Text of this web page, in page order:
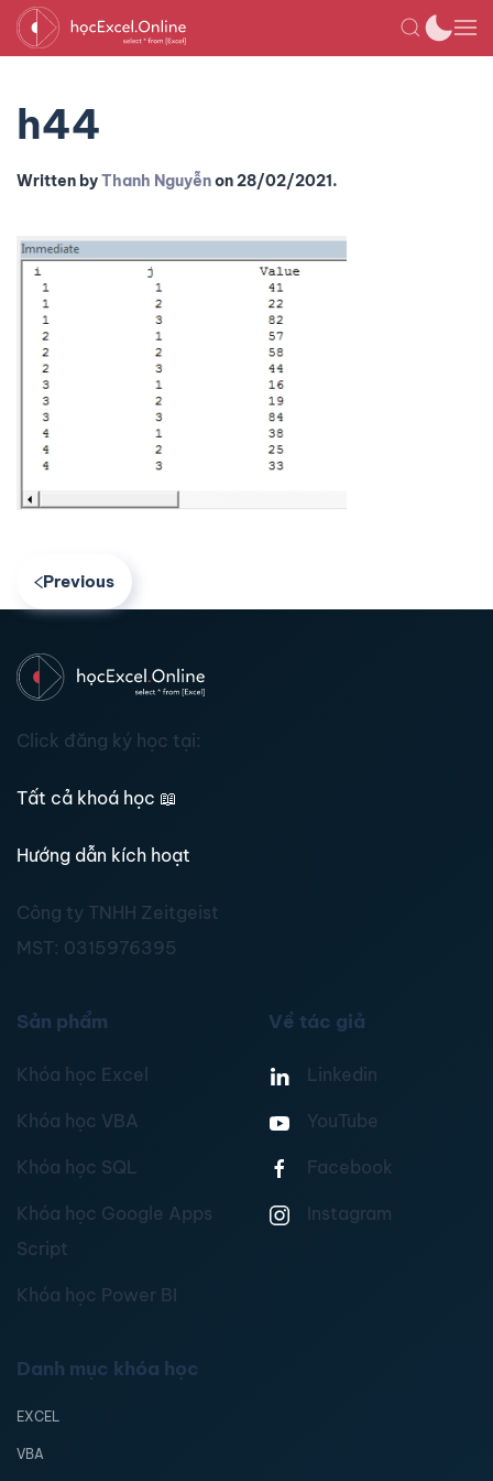
h44
Written byThanh Nguyễnon28/02/2021.
Previous
Click đăng ký học tại:
Tất cả khoá học 📖
Hướng dẫn kích hoạt
Công ty TNHH Zeitgeist
MST: 0315976395
Sản phẩm
Khóa học Excel
Khóa học VBA
Khóa học SQL
Khóa học Google Apps
Script
Khóa học Power BI
Về tác giả
Linkedin
YouTube
Facebook
Instagram
Danh mục khóa học
EXCEL
VBA